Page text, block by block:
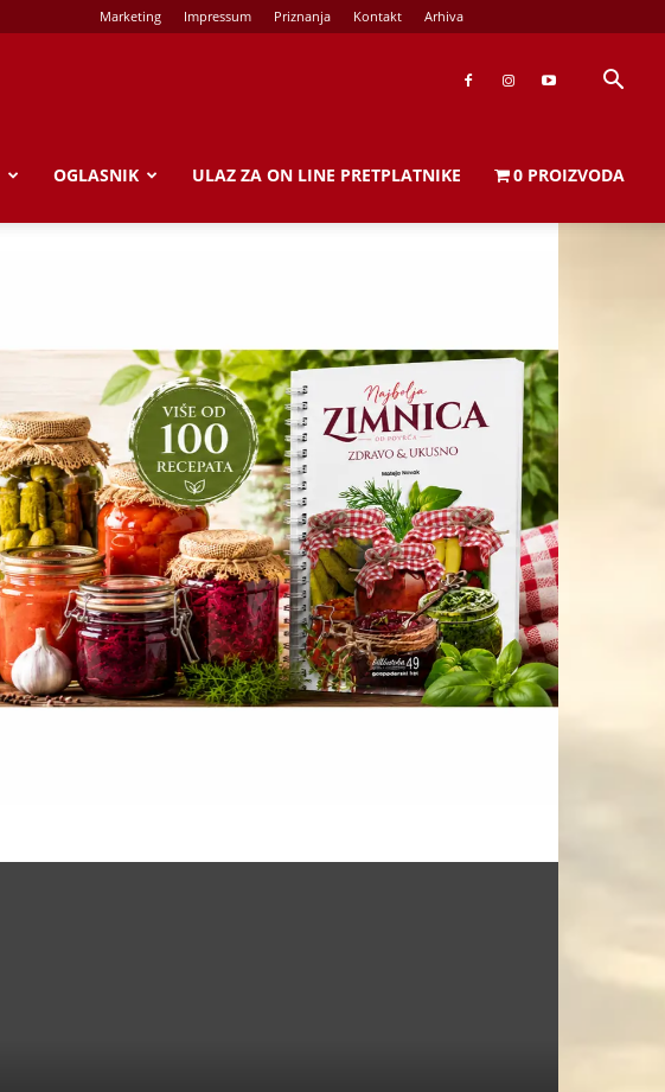
Marketing Impressum Priznanja Kontakt Arhiva
OGLASNIK ULAZ ZA ON LINE PRETPLATNIKE 0 PROIZVODA